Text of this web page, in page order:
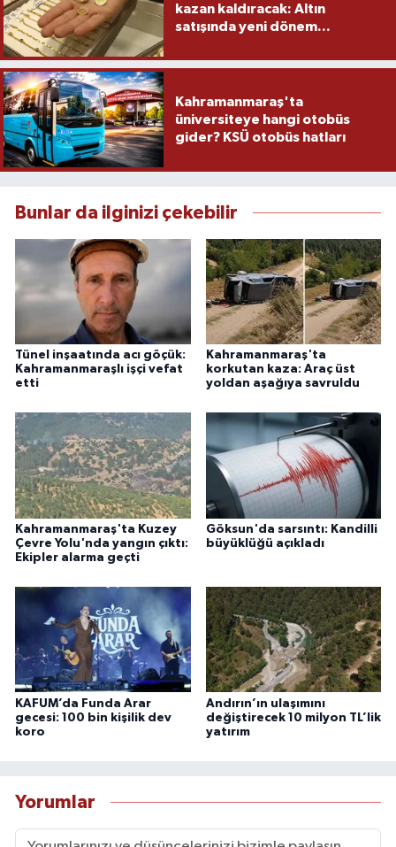
kazan kaldıracak: Altın
satışında yeni dönem...
Kahramanmaraş'ta
üniversiteye hangi otobüs
gider? KSÜ otobüs hatları
Bunlar da ilginizi çekebilir
Tünel inşaatında acı göçük:
Kahramanmaraşlı işçi vefat
etti
Kahramanmaraş'ta
korkutan kaza: Araç üst
yoldan aşağıya savruldu
Kahramanmaraş'ta Kuzey
Çevre Yolu'nda yangın çıktı:
Ekipler alarma geçti
Göksun'da sarsıntı: Kandilli
büyüklüğü açıkladı
KAFUM’da Funda Arar
gecesi: 100 bin kişilik dev
koro
Andırın’ın ulaşımını
değiştirecek 10 milyon TL’lik
yatırım
Yorumlar